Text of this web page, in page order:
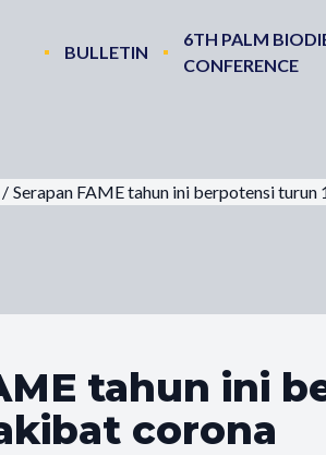
BULLETIN
6TH PALM
CONFERENCE
/ Serapan FAME tahun ini berpotensi turun
tahun ini
corona